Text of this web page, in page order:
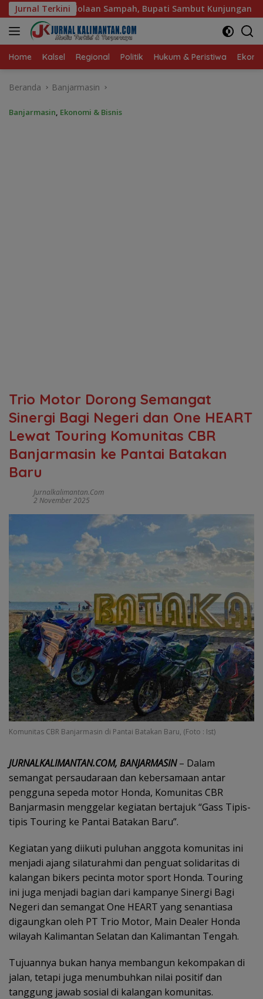
Langsung
ke
konten
Jurnal Terkini
Bupati Sambut Kunjungan Istri Menteri LH Sambut
Home Kalsel Regional Politik Hukum & Peristiwa
Beranda Banjarmasin
Banjarmasin, Ekonomi & Bisnis
Trio Motor Dorong Semangat
Sinergi Bagi Negeri dan One HEART
Lewat Touring Komunitas CBR
Banjarmasin ke Pantai Batakan
Baru
Jurnalkalimantan.com
2 November 2025
Komunitas CBR Banjarmasin di Pantai Batakan Baru, (Foto : Ist)
JURNALKALIMANTAN.COM, BANJARMASIN– Dalam
semangat persaudaraan dan kebersamaan antar
pengguna sepeda motor Honda, Komunitas CBR
Banjarmasin menggelar kegiatan bertajuk “Gass Tipis-
tipis Touring ke Pantai Batakan Baru”.
Kegiatan yang diikuti puluhan anggota komunitas ini
menjadi ajang silaturahmi dan penguat solidaritas di
kalangan bikers pecinta motor sport Honda. Touring
ini juga menjadi bagian dari kampanye Sinergi Bagi
Negeri dan semangat One HEART yang senantiasa
digaungkan oleh PT Trio Motor, Main Dealer Honda
wilayah Kalimantan Selatan dan Kalimantan Tengah.
Tujuannya bukan hanya membangun kekompakan di
jalan, tetapi juga menumbuhkan nilai positif dan
tanggung jawab sosial di kalangan komunitas.